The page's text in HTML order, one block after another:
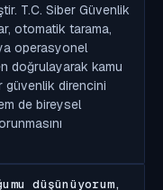
T.C. Siber Güvenlik
otomatik tarama,
operasyonel
doğrulayarak kamu
güvenlik direncini
de bireysel
düşünüyorum,